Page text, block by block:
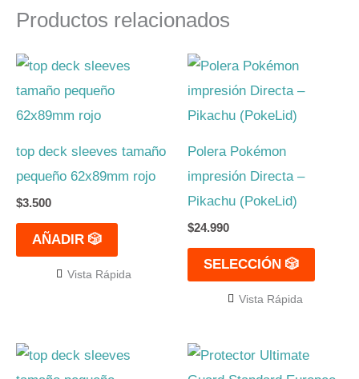
Productos relacionados
top deck sleeves tamaño
pequeño 62x89mm rojo
$3.500
AÑADIR 🎲
Vista Rápida
Polera Pokémon
impresión Directa –
Pikachu (PokeLid)
$24.990
SELECCIÓN 🎲
Vista Rápida